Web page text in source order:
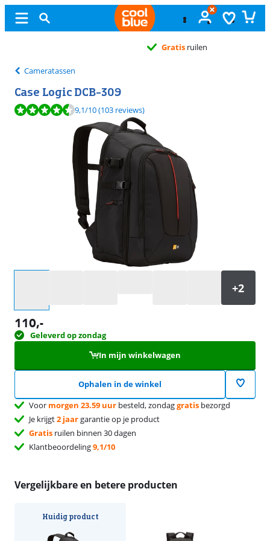
Gratisruilen
Cameratassen
Case Logic DCB-309
Beoordeling is 9,1 van de 10, gebaseerd op 103 reviews.
9,1/10(103 reviews)
110,-
Geleverd op zondag
In mijn winkelwagen
Ophalen in de winkel
Voor morgen 23.59 uur besteld, zondaggratis bezorgd
Je krijgt2 jaargarantie op je product
Gratis ruilen binnen 30 dagen
Klantbeoordeling9,1/10
Vergelijkbare en betere producten
Huidig product